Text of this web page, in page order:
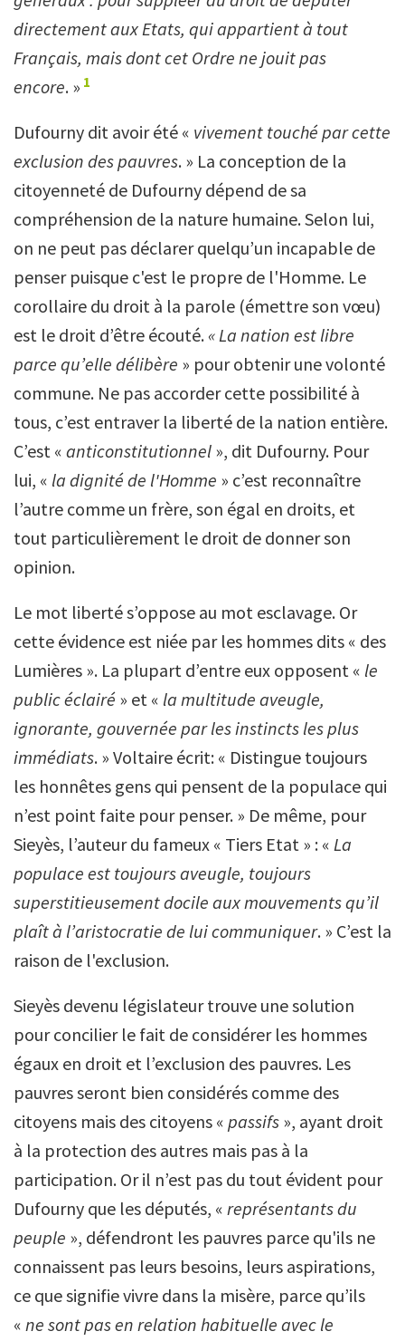
directement aux Etats, qui appartient à tout
Français, mais dont cet Ordre ne jouit pas
encore. » 1
Dufourny dit avoir été « vivement touché par cette
exclusion des pauvres. » La conception de la
citoyenneté de Dufourny dépend de sa
compréhension de la nature humaine. Selon lui,
on ne peut pas déclarer quelqu’un incapable de
penser puisque c'est le propre de l'Homme. Le
corollaire du droit à la parole (émettre son vœu)
est le droit d’être écouté. « La nation est libre
parce qu’elle délibère » pour obtenir une volonté
commune. Ne pas accorder cette possibilité à
tous, c’est entraver la liberté de la nation entière.
C’est « anticonstitutionnel », dit Dufourny. Pour
lui, « la dignité de l'Homme » c’est reconnaître
l’autre comme un frère, son égal en droits, et
tout particulièrement le droit de donner son
opinion.
Le mot liberté s’oppose au mot esclavage. Or
cette évidence est niée par les hommes dits « des
Lumières ». La plupart d’entre eux opposent « le
public éclairé » et « la multitude aveugle,
ignorante, gouvernée par les instincts les plus
immédiats. » Voltaire écrit: « Distingue toujours
les honnêtes gens qui pensent de la populace qui
n’est point faite pour penser. » De même, pour
Sieyès, l’auteur du fameux « Tiers Etat » : « La
populace est toujours aveugle, toujours
superstitieusement docile aux mouvements qu’il
plaît à l’aristocratie de lui communiquer. » C’est la
raison de l'exclusion.
Sieyès devenu législateur trouve une solution
pour concilier le fait de considérer les hommes
égaux en droit et l’exclusion des pauvres. Les
pauvres seront bien considérés comme des
citoyens mais des citoyens « passifs », ayant droit
à la protection des autres mais pas à la
participation. Or il n’est pas du tout évident pour
Dufourny que les députés, « représentants du
peuple », défendront les pauvres parce qu'ils ne
connaissent pas leurs besoins, leurs aspirations,
ce que signifie vivre dans la misère, parce qu’ils
« ne sont pas en relation habituelle avec le